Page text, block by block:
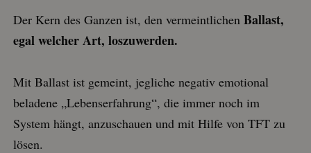
Der Kern des Ganzen ist, den vermeintlichen Ballast,
egal welcher Art, loszuwerden.
Mit Ballast ist gemeint, jegliche negativ emotional
beladene „Lebenserfahrung“, die immer noch im
System hängt, anzuschauen und mit Hilfe von TFT zu
lösen.